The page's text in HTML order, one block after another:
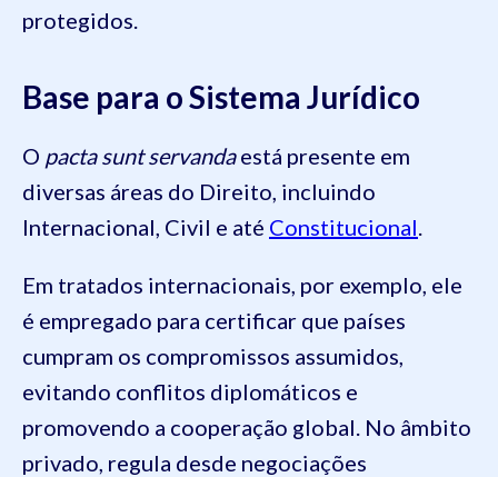
protegidos.
Base para o Sistema Jurídico
O pacta sunt servandaestá presente em
diversas áreas do Direito, incluindo
Internacional, Civil e até Constitucional.
Em tratados internacionais, por exemplo, ele
é empregado para certificar que países
cumpram os compromissos assumidos,
evitando conflitos diplomáticos e
promovendo a cooperação global. No âmbito
privado, regula desde negociações